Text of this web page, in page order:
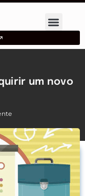
um novo